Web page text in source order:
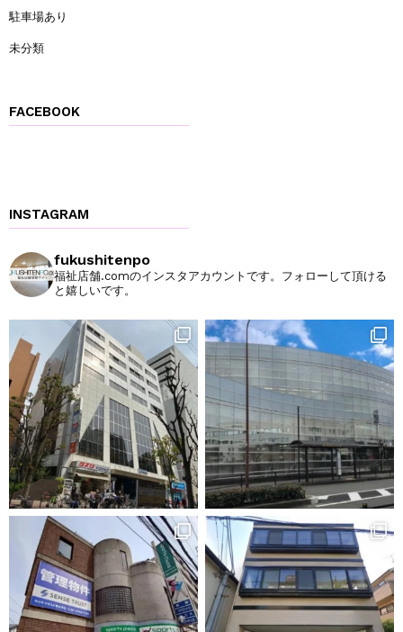
駐車場あり
未分類
FACEBOOK
INSTAGRAM
fukushitenpo
福祉店舗.comのインスタアカウントです。フォローして頂ける
と嬉しいです。